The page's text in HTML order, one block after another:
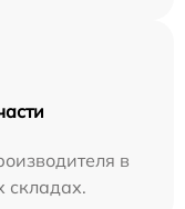
в
складах.